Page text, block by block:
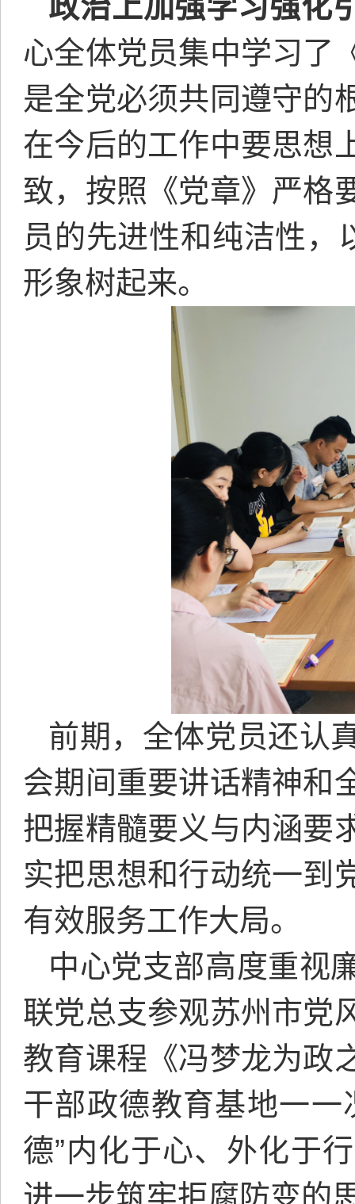
心全体党员集中学习了
是全党必须共同遵守的
在今后的工作中要思想
致，按照《党章》严格
员的先进性和纯洁性，
形象树起来。
前期，全体党员还认
会期间重要讲话精神和
把握精髓要义与内涵要
实把思想和行动统一到
有效服务工作大局。
中心党支部高度重视
联党总支参观苏州市党
教育课程《冯梦龙为政
干部政德教育基地一一
德”内化于心、外化于
进一步筑牢拒腐防变的